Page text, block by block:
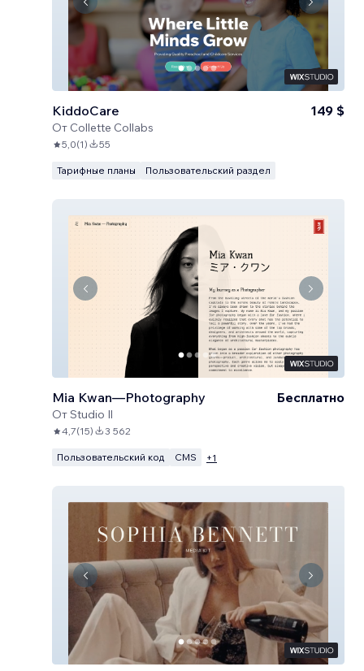
KiddoCare
От Collette Collabs
149 $
5,0(1) 55
Тарифные планы Пользовательский раздел
Mia Kwan—Photography
ОтStudio Il
Бесплатно
4,7(15) 3 562
Пользовательский код CMS +1